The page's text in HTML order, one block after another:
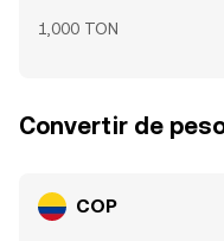
1,000 TON
Convertir de
COP